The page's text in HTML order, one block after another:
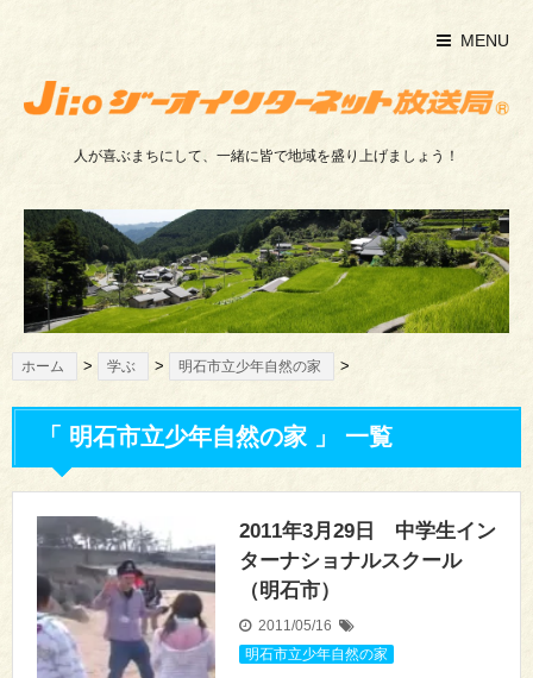
MENU
人が喜ぶまちにして、一緒に皆で地域を盛り上げましょう！
ホーム > 学ぶ > 明石市立少年自然の家 >
「 明石市立少年自然の家 」 一覧
2011年3月29日 中学生イン
ターナショナルスクール
（明石市）
2011/05/16
明石市立少年自然の家